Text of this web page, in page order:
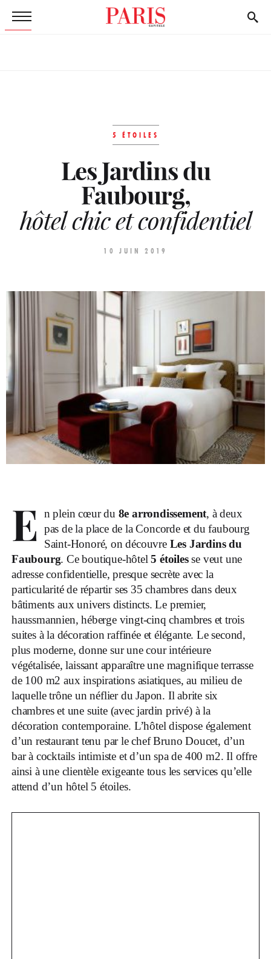
5 ÉTOILES
Les Jardins du
Faubourg,
hôtel chic et confidentiel
10 JUIN 2019
E n plein cœur du 8e arrondissement, à deux
pas de la place de la Concorde et du faubourg
Saint-Honoré, on découvre Les Jardins du
Faubourg. Ce boutique-hôtel5 étoilesse veut une
adresse confidentielle, presque secrète avec la
particularité de répartir ses 35 chambres dans deux
bâtiments aux univers distincts. Le premier,
haussmannien, héberge vingt-cinq chambres et trois
suites à la décoration raffinée et élégante. Le second,
plus moderne, donne sur une cour intérieure
végétalisée, laissant apparaître une magnifique terrasse
de 100 m2 aux inspirations asiatiques, au milieu de
laquelle trône un néflier du Japon. Il abrite six
chambres et une suite (avec jardin privé) à la
décoration contemporaine. L’hôtel dispose également
d’un restaurant tenu par le chef Bruno Doucet, d’un
bar à cocktails intimiste et d’un spa de 400 m2. Il offre
ainsi à une clientèle exigeante tous les services qu’elle
attend d’un hôtel 5 étoiles.